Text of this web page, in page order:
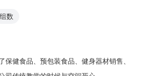
组数
保健食品、预包装食品、健身器材销售、